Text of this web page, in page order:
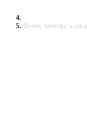
Dveře, zásuvky a víka